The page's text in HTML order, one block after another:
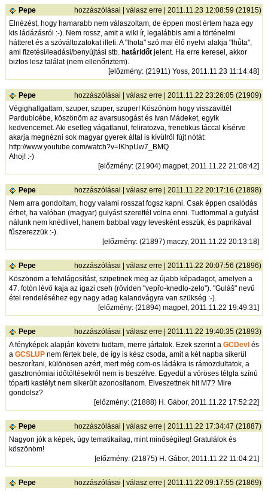
Pepe hozzászólásai |válasz erre | 2011.11.23 12:08:59 (21915)
Elnézést, hogy hamarabb nem válaszoltam, de éppen most értem haza egy
kis ládázásról :-). Nem rossz, amit a wiki ír, legalábbis ami a történelmi
hátteret és a szóváltozatokat illeti. A "lhota" szó mai élő nyelvi alakja "lhůta",
ami fizetési/leadási/benyújtási stb. határidőt jelent. Ha erre keresel, akkor
biztos lesz találat (nem ellenőriztem).
[előzmény: (21911) Yoss, 2011.11.23 11:14:48]
Pepe hozzászólásai |válasz erre | 2011.11.22 23:26:05 (21909)
Végighallgattam, szuper, szuper, szuper! Köszönöm hogy visszavittél
Pardubicébe, köszönöm az avarsusogást és Ivan Mádeket, egyik
kedvencemet. Aki esetleg vágatlanul, feliratozva, frenetikus táccal kísérve
akarja megnézni sok magyar gyerek által is kívülről fújt nótát:
http://www.youtube.com/watch?v=IKhpUw7_BMQ
Ahoj! :-)
[előzmény: (21904) magpet, 2011.11.22 21:08:42]
Pepe hozzászólásai |válasz erre | 2011.11.22 20:17:16 (21898)
Nem arra gondoltam, hogy valami rosszat fogsz kapni. Csak éppen csalódás
érhet, ha valóban (magyar) gulyást szerettél volna enni. Tudtommal a gulyást
nálunk nem knédlivel, hanem babbal vagy levesként esszük, és paprikával
fűszerezzük :-).
[előzmény: (21897) maczy, 2011.11.22 20:13:18]
Pepe hozzászólásai |válasz erre | 2011.11.22 20:07:56 (21896)
Köszönöm a felvilágosítást, szipetinek meg az újabb képadagot, amelyen a
47. fotón lévő kaja az igazi cseh (röviden "vepřo-knedlo-zelo"). "Guláš" nevű
étel rendeléséhez egy nagy adag kalandvágyra van szükség :-).
[előzmény: (21894) magpet, 2011.11.22 19:49:31]
Pepe hozzászólásai |válasz erre | 2011.11.22 19:40:35 (21893)
A fényképek alapján követni tudtam, merre jártatok. Ezek szerint aGCDevl és
aGCSLUP nem fértek bele, de így is kész csoda, amit a két napba sikerül
beszorítani, különösen azért, mert még com-os ládákra is rámozdultatok, a
gasztronómiai időtöltésekről nem is beszélve. Egyedül a vöröses télgla színú
tóparti kastélyt nem sikerült azonosítanom. Elveszettnek hit M7? Mire
gondolsz?
[előzmény: (21888) H. Gábor, 2011.11.22 17:52:22]
Pepe hozzászólásai |válasz erre | 2011.11.22 17:34:47 (21887)
Nagyon jók a képek, úgy tematikailag, mint minőségileg! Gratulálok és
köszönöm!
[előzmény: (21875) H. Gábor, 2011.11.22 11:04:21]
Pepe hozzászólásai |válasz erre | 2011.11.22 09:17:55 (21869)